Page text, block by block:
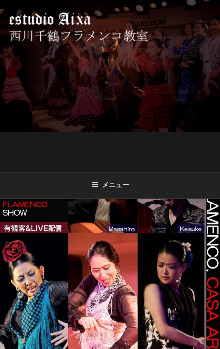
ツ
へ
キ
ッ
西川千鶴フラメンコ教室 ESTUDIO
AIXA
初心者からプロを目指す貴女をお待ちしております。
メニュー